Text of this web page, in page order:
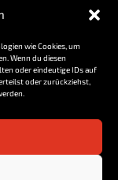
wie Cookies, um
Wenn du diesen
oder eindeutige IDs auf
oder zurückziehst,
BROT!
|